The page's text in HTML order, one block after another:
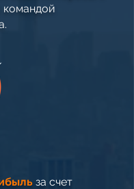
командой
за счет